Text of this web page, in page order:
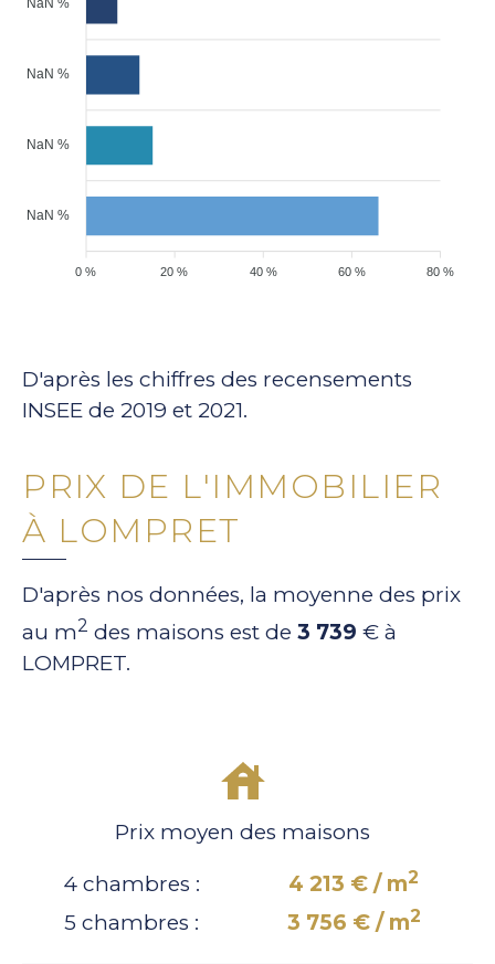
NaN %
NaN %
NaN %
80 %
60 %
40 %
20 %
0 %
D'après les chiffres des recensements
INSEE de 2019 et 2021.
PRIX DE L'IMMOBILIER
À LOMPRET
D'après nos données, la moyenne des prix
au m2 des maisons est de 3 739 € à
LOMPRET.
Prix moyen des maisons
4 chambres : 4 213 € / m2
5 chambres : 3 756 € / m2